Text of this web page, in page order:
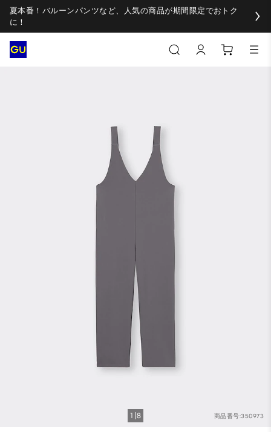
夏本番！バルーンパンツなど、人気の商品が期間限定でおトク
に！
商品番号:350973
1 8